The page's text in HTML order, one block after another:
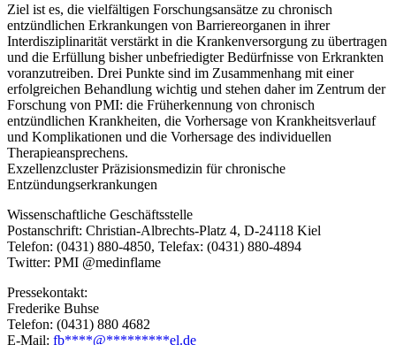
Ziel ist es, die vielfältigen Forschungsansätze zu chronisch
entzündlichen Erkrankungen von Barriereorganen in ihrer
Interdisziplinarität verstärkt in die Krankenversorgung zu übertragen
und die Erfüllung bisher unbefriedigter Bedürfnisse von Erkrankten
voranzutreiben. Drei Punkte sind im Zusammenhang mit einer
erfolgreichen Behandlung wichtig und stehen daher im Zentrum der
Forschung von PMI: die Früherkennung von chronisch
entzündlichen Krankheiten, die Vorhersage von Krankheitsverlauf
und Komplikationen und die Vorhersage des individuellen
Therapieansprechens.
Exzellenzcluster Präzisionsmedizin für chronische
Entzündungserkrankungen
Wissenschaftliche Geschäftsstelle
Postanschrift: Christian-Albrechts-Platz 4, D-24118 Kiel
Telefon: (0431) 880-4850, Telefax: (0431) 880-4894
Twitter: PMI @medinflame
Pressekontakt:
Frederike Buhse
Telefon: (0431) 880 4682
E-Mail: fb****@*********el.de